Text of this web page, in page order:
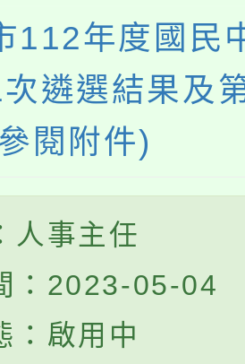
112年度國民
遴選結果及
閱附件)
人事主任
：2023-05-04
：啟用中